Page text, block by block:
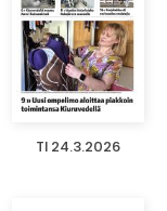
TI 24.3.2026